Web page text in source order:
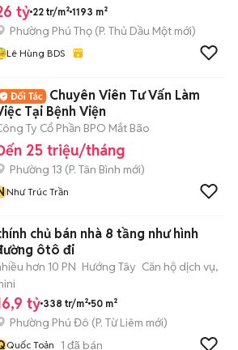
tỷ 22 tr/m² 1193 m²
Phường Phú Thọ (P. Thủ Dầu Một mới)
Lê Hùng BDS
Chuyên Viên Tư Vấn Làm
Tại Bệnh Viện
Ty Cổ Phần BPO Mắt Bão
25 triệu/tháng
Phường 13 (P. Tân Bình mới)
Như Trúc Trần
chủ bán nhà 8 tầng như hình
ôtô đi
hơn 10 PN Hướng Tây Căn hộ dịch vụ,
tỷ 338 tr/m² 50 m²
Phường Phú Đô (P. Từ Liêm mới)
Quốc Toản 1 đã bán